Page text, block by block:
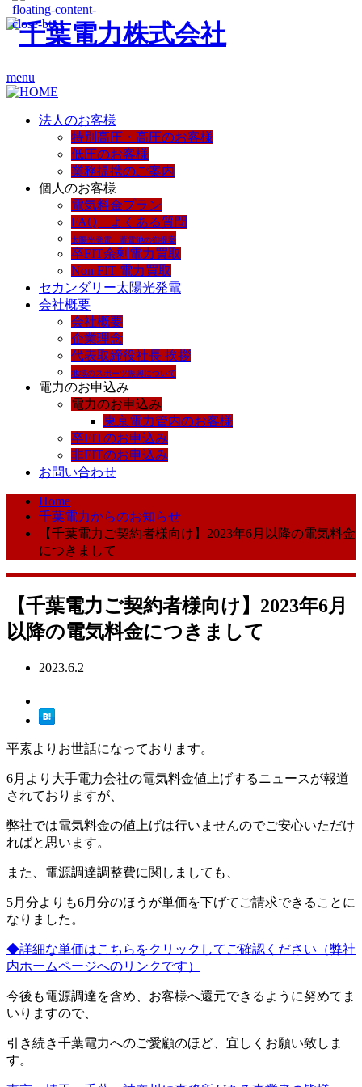
menu
法人のお客様
特別高圧・高圧のお客様
低圧のお客様
業務提携のご案内
個人のお客様
電気料金プラン
FAQ よくある質問
太陽光発電、蓄電池の御提案
卒FIT余剰電力買取
Non FIT 電力買取
セカンダリー太陽光発電
会社概要
会社概要
企業理念
代表取締役社長 挨拶
地域のスポーツ振興について
電力のお申込み
電力のお申込み
東京電力管内のお客様
卒FITのお申込み
非FITのお申込み
お問い合わせ
Home
千葉電力からのお知らせ
【千葉電力ご契約者様向け】2023年6月以降の電気料金
につきまして
【千葉電力ご契約者様向け】2023年6月
以降の電気料金につきまして
2023.6.2
平素よりお世話になっております。
6月より大手電力会社の電気料金値上げするニュースが報道
されておりますが、
弊社では電気料金の値上げは行いませんのでご安心いただけ
ればと思います。
また、電源調達調整費に関しましても、
5月分よりも6月分のほうが単価を下げてご請求できることに
なりました。
◆詳細な単価はこちらをクリックしてご確認ください（弊社
内ホームページへのリンクです）
今後も電源調達を含め、お客様へ還元できるように努めてま
いりますので、
引き続き千葉電力へのご愛顧のほど、宜しくお願い致しま
す。